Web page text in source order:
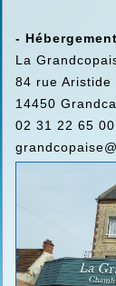
-
La
84 rue Aristide
14450
02 31 22 65 00